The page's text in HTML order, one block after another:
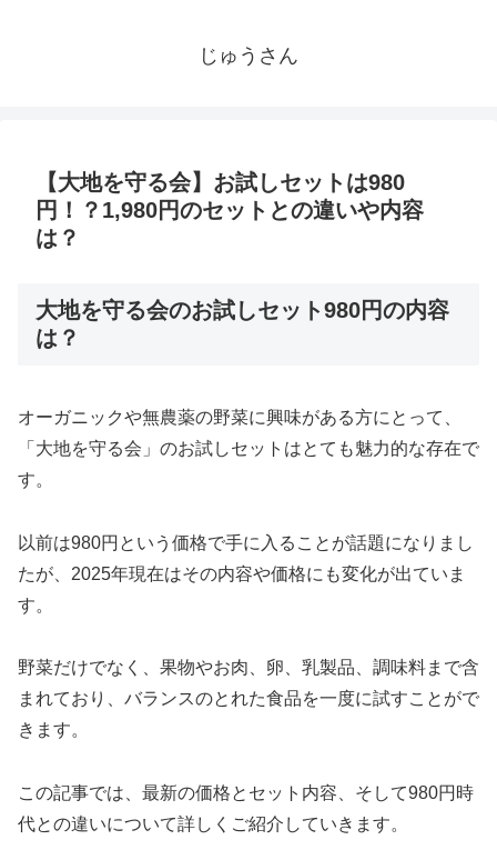
じゅうさん
【大地を守る会】お試しセットは980
円！？1,980円のセットとの違いや内容
は？
大地を守る会のお試しセット980円の内容
は？
オーガニックや無農薬の野菜に興味がある方にとって、
「大地を守る会」のお試しセットはとても魅力的な存在で
す。
以前は980円という価格で手に入ることが話題になりまし
たが、2025年現在はその内容や価格にも変化が出ていま
す。
野菜だけでなく、果物やお肉、卵、乳製品、調味料まで含
まれており、バランスのとれた食品を一度に試すことがで
きます。
この記事では、最新の価格とセット内容、そして980円時
代との違いについて詳しくご紹介していきます。